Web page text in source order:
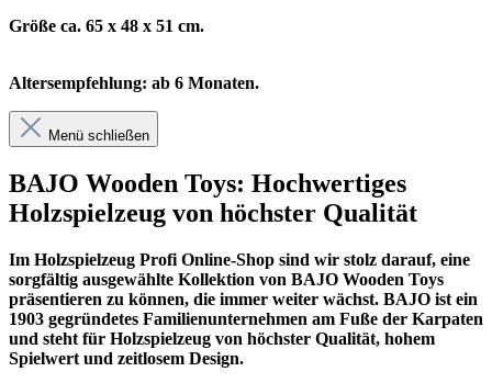
Größe ca. 65 x 48 x 51 cm.
Altersempfehlung: ab 6 Monaten.
Menü schließen
BAJO Wooden Toys: Hochwertiges
Holzspielzeug von höchster Qualität
Im Holzspielzeug Profi Online-Shop sind wir stolz darauf, eine
sorgfältig ausgewählte Kollektion von BAJO Wooden Toys
präsentieren zu können, die immer weiter wächst. BAJO ist ein
1903 gegründetes Familienunternehmen am Fuße der Karpaten
und steht für Holzspielzeug von höchster Qualität, hohem
Spielwert und zeitlosem Design.